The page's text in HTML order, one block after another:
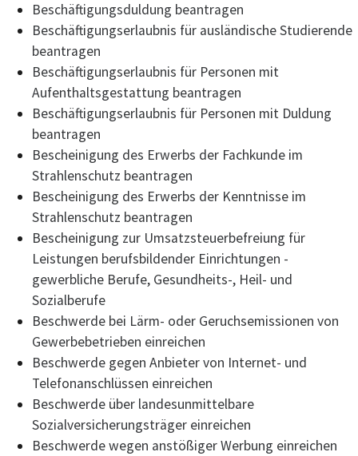
Beschäftigungsduldung beantragen
Beschäftigungserlaubnis für ausländische Studierende
beantragen
Beschäftigungserlaubnis für Personen mit
Aufenthaltsgestattung beantragen
Beschäftigungserlaubnis für Personen mit Duldung
beantragen
Bescheinigung des Erwerbs der Fachkunde im
Strahlenschutz beantragen
Bescheinigung des Erwerbs der Kenntnisse im
Strahlenschutz beantragen
Bescheinigung zur Umsatzsteuerbefreiung für
Leistungen berufsbildender Einrichtungen -
gewerbliche Berufe, Gesundheits-, Heil- und
Sozialberufe
Beschwerde bei Lärm- oder Geruchsemissionen von
Gewerbebetrieben einreichen
Beschwerde gegen Anbieter von Internet- und
Telefonanschlüssen einreichen
Beschwerde über landesunmittelbare
Sozialversicherungsträger einreichen
Beschwerde wegen anstößiger Werbung einreichen